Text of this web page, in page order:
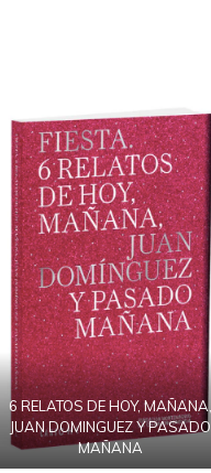
6 RELATOS DE HOY, MAÑANA,
JUAN DOMINGUEZ Y PASADO
MAÑANA